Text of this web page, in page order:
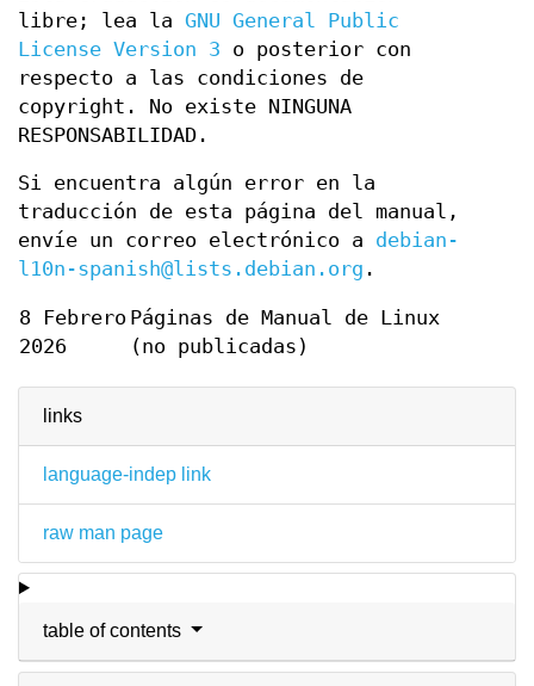
links
language-indep link
raw man page
table of contents
libre; lea la GNU General Public
License Version 3 o posterior con
respecto a las condiciones de
copyright. No existe NINGUNA
RESPONSABILIDAD.
Si encuentra algún error en la
traducción de esta página del manual,
envíe un correo electrónico a debian-
l10n-spanish@lists.debian.org .
8 Febrero
2026
Páginas de Manual de Linux
(no publicadas)